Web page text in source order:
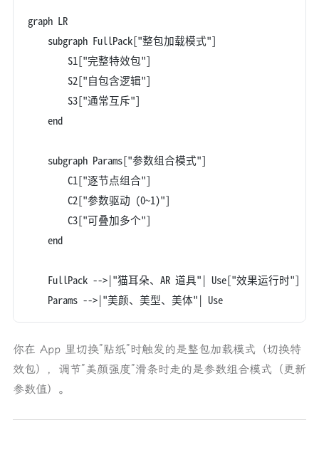
graph LR
    subgraph FullPack["整包加载模式"]
        S1["完整特效包"]
        S2["自包含逻辑"]
        S3["通常互斥"]
    end
    subgraph Params["参数组合模式"]
        C1["逐节点组合"]
        C2["参数驱动 (0~1)"]
        C3["可叠加多个"]
    end
    FullPack -->|"猫耳朵、AR 道具"| Use["效果运行时"]
    Params -->|"美颜、美型、美体"| Use
你在 App 里切换”贴纸”时触发的是整包加载模式（切换特
效包），调节”美颜强度”滑条时走的是参数组合模式（更新
参数值）。